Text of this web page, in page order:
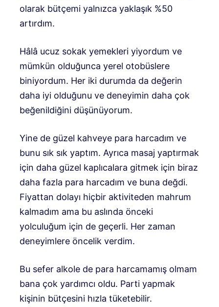
olarak bütçemi yalnızca yaklaşık %50
artırdım.
Hâlâ ucuz sokak yemekleri yiyordum ve
mümkün olduğunca yerel otobüslere
biniyordum. Her iki durumda da değerin
daha iyi olduğunu ve deneyimin daha çok
beğenildiğini düşünüyorum.
Yine de güzel kahveye para harcadım ve
bunu sık sık yaptım. Ayrıca masaj yaptırmak
için daha güzel kaplıcalara gitmek için biraz
daha fazla para harcadım ve buna değdi.
Fiyattan dolayı hiçbir aktiviteden mahrum
kalmadım ama bu aslında önceki
yolculuğum için de geçerli. Her zaman
deneyimlere öncelik verdim.
Bu sefer alkole de para harcamamış olmam
bana çok yardımcı oldu. Parti yapmak
kişinin bütçesini hızla tüketebilir.